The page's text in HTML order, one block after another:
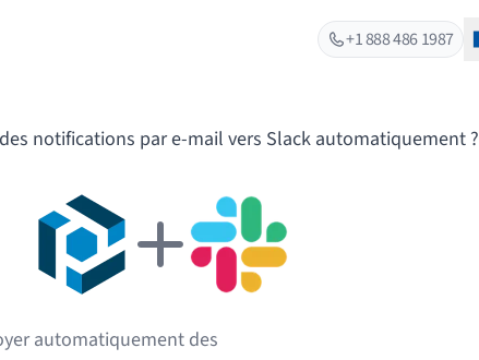
+1 888 486 1987
notifications par e-mail vers Slack automatiquement ?
automatiquement des